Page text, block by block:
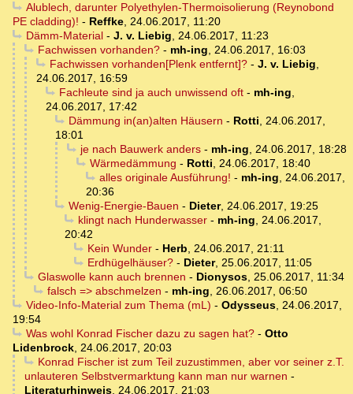
Alublech, darunter Polyethylen-Thermoisolierung (Reynobond
PE cladding)! - Reffke, 24.06.2017, 11:20
Dämm-Material- J. v. Liebig, 24.06.2017, 11:23
Fachwissen vorhanden?- mh-ing, 24.06.2017, 16:03
Fachwissen vorhanden[Plenk entfernt]?- J. v. Liebig,
24.06.2017, 16:59
Fachleute sind ja auch unwissend oft- mh-ing,
24.06.2017, 17:42
Dämmung in(an)alten Häusern - Rotti, 24.06.2017,
18:01
je nach Bauwerk anders- mh-ing, 24.06.2017, 18:28
Wärmedämmung - Rotti, 24.06.2017, 18:40
alles originale Ausführung! - mh-ing, 24.06.2017,
20:36
Wenig-Energie-Bauen - Dieter, 24.06.2017, 19:25
klingt nach Hunderwasser- mh-ing, 24.06.2017,
20:42
Kein Wunder- Herb, 24.06.2017, 21:11
Erdhügelhäuser?- Dieter, 25.06.2017, 11:05
Glaswolle kann auch brennen - Dionysos, 25.06.2017, 11:34
falsch => abschmelzen - mh-ing, 26.06.2017, 06:50
Video-Info-Material zum Thema (mL) - Odysseus, 24.06.2017,
19:54
Was wohl Konrad Fischer dazu zu sagen hat?- Otto
Lidenbrock, 24.06.2017, 20:03
Konrad Fischer ist zum Teil zuzustimmen, aber vor seiner z.T.
unlauteren Selbstvermarktung kann man nur warnen -
Literaturhinweis, 24.06.2017, 21:03